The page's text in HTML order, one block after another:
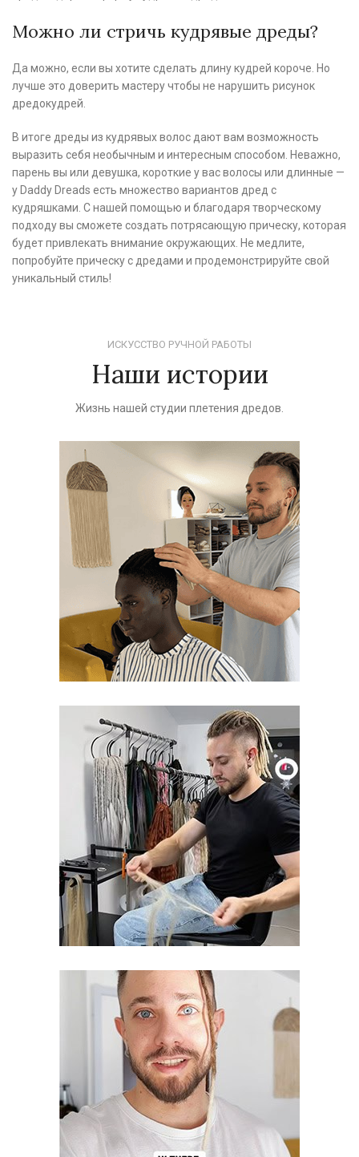
Можно ли стричь кудрявые дреды?
Да можно, если вы хотите сделать длину кудрей короче. Но
лучше это доверить мастеру чтобы не нарушить рисунок
дредокудрей.
В итоге дреды из кудрявых волос дают вам возможность
выразить себя необычным и интересным способом. Неважно,
парень вы или девушка, короткие у вас волосы или длинные —
у Daddy Dreads есть множество вариантов дред с
кудряшками. С нашей помощью и благодаря творческому
подходу вы сможете создать потрясающую прическу, которая
будет привлекать внимание окружающих. Не медлите,
попробуйте прическу с дредами и продемонстрируйте свой
уникальный стиль!
ИСКУССТВО РУЧНОЙ РАБОТЫ
Наши истории
Жизнь нашей студии плетения дредов.